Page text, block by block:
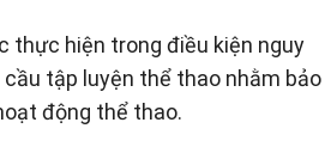
thực hiện trong điều kiện nguy
tập luyện thể thao nhằm bảo
động thể thao.